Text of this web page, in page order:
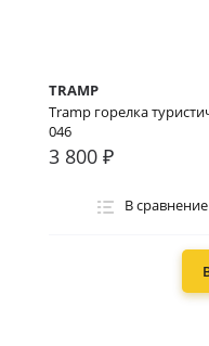
TRAMP
Tramp горелка
046
3 800 ₽
В сравнение